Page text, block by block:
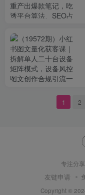
1 2
专注分
友链申请
Copyright ©